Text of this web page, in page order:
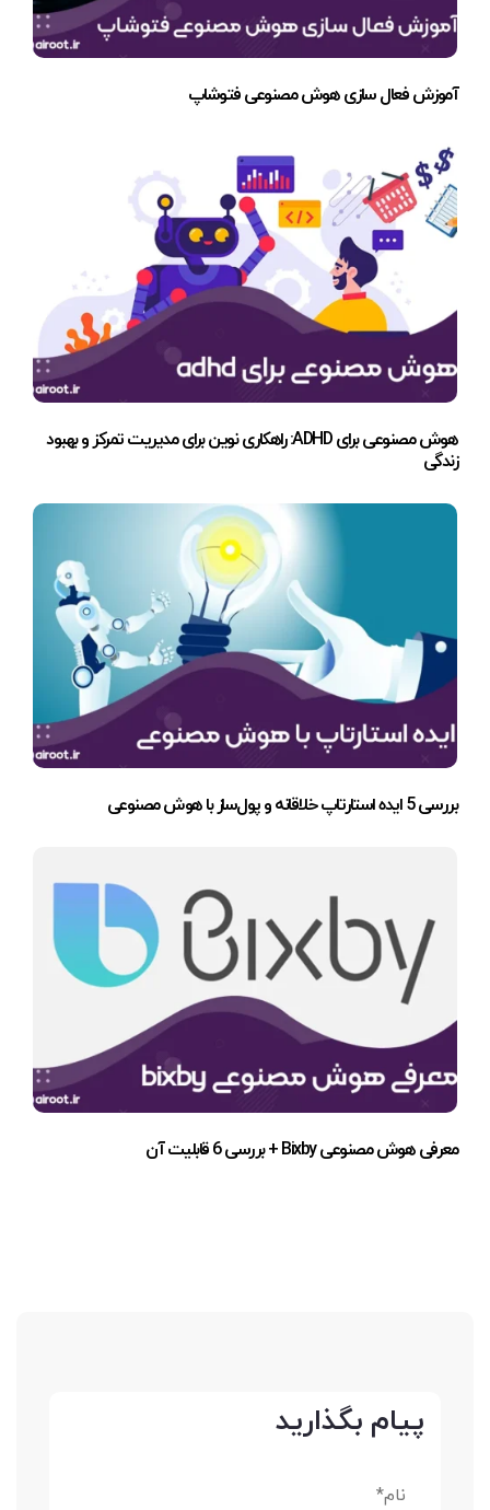
آموزش فعال سازی هوش مصنوعی فتوشاپ
هوش مصنوعی برای ADHD: راهکاری نوین برای مدیریت تمرکز و بهبود
زندگی
بررسی 5 ایده استارتاپ خلاقانه و پول‌ساز با هوش مصنوعی
معرفی هوش مصنوعی Bixby + بررسی 6 قابلیت آن
پیام بگذارید